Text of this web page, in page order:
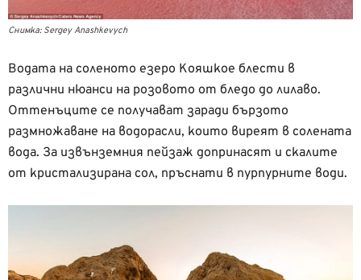
Снимка: Sergey Anashkevych
Водата на соленото езеро Кояшкое блести в
различни нюанси на розовото от бледо до лилаво.
Оттенъците се получават заради бързото
размножаване на водорасли, които виреят в солената
вода. За извънземния пейзаж допринасят и скалите
от кристализирана сол, пръснати в пурпурните води.